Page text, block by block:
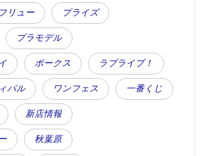
フリュー プライズ
プラモデル
ボークス ラブライブ！
バル ワンフェス 一番くじ
新店情報
秋葉原